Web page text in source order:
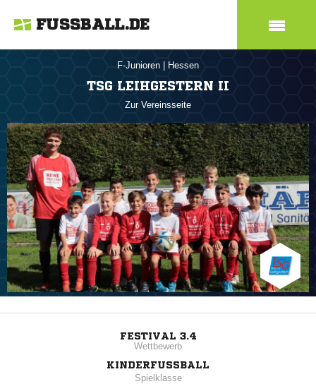
FUSSBALL.DE
F-Junioren Hessen
TSG LEIHGESTERN II
Zur Vereinsseite
FESTIVAL 3.4
Wettbewerb
KINDERFUSSBALL
Spielklasse